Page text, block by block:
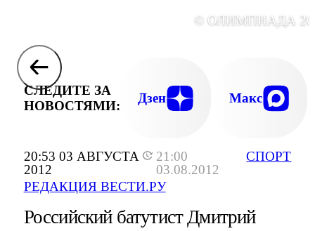
20:53 03 АВГУСТА
2012
21:00
03.08.2012
РЕДАКЦИЯ ВЕСТИ.РУ
СПОРТ
© ОЛИМПИАДА
СЛЕДИТЕ ЗА
НОВОСТЯМИ:
Дзен Макс
Российский батутист Дмитрий